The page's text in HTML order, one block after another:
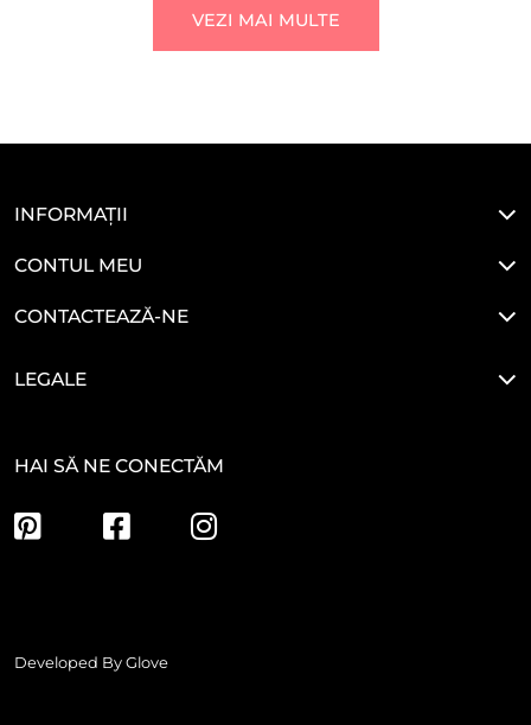
VEZI MAI MULTE
INFORMAȚII
CONTUL MEU
CONTACTEAZĂ-NE
LEGALE
HAI SĂ NE CONECTĂM
Developed By Glove